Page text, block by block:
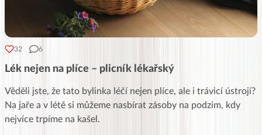
32 6
Lék nejen na plíce – plicník lékařský
Věděli jste, že tato bylinka léčí nejen plíce, ale i trávicí ústrojí?
Na jaře a v létě si můžeme nasbírat zásoby na podzim, kdy
nejvíce trpíme na kašel.